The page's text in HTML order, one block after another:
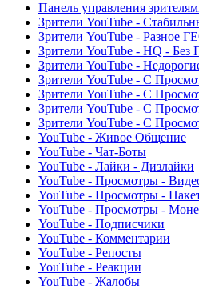
Панель управления
Зрители YouTube -
Зрители YouTube - Разное
Зрители YouTube - HQ - Без
Зрители YouTube -
Зрители YouTube - С
Зрители YouTube - С
Зрители YouTube - С
Зрители YouTube - С
YouTube - Живое Общение
YouTube - Чат-Боты
YouTube - Лайки - Дизлайки
YouTube - Просмотры -
YouTube - Просмотры -
YouTube - Просмотры -
YouTube - Подписчики
YouTube - Комментарии
YouTube - Репосты
YouTube - Реакции
YouTube - Жалобы